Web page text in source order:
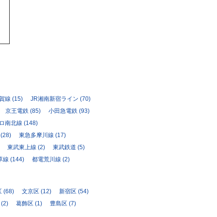
線 (15) JR湘南新宿ライン (70)
京王電鉄 (85) 小田急電鉄 (93)
南北線 (148)
東急多摩川線 (17)
東武東上線 (2) 東武鉄道 (5)
線 (144) 都電荒川線 (2)
(68) 文京区 (12) 新宿区 (54)
(2)
葛飾区 (1) 豊島区 (7)